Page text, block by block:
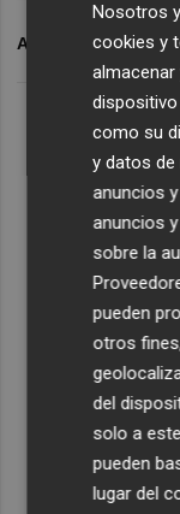
ARCHIVADO EN
Nosotros
cookies y
como su
y datos
anuncios
anuncios
sobre la
pueden
otros
del
solo a
pueden
lugar del